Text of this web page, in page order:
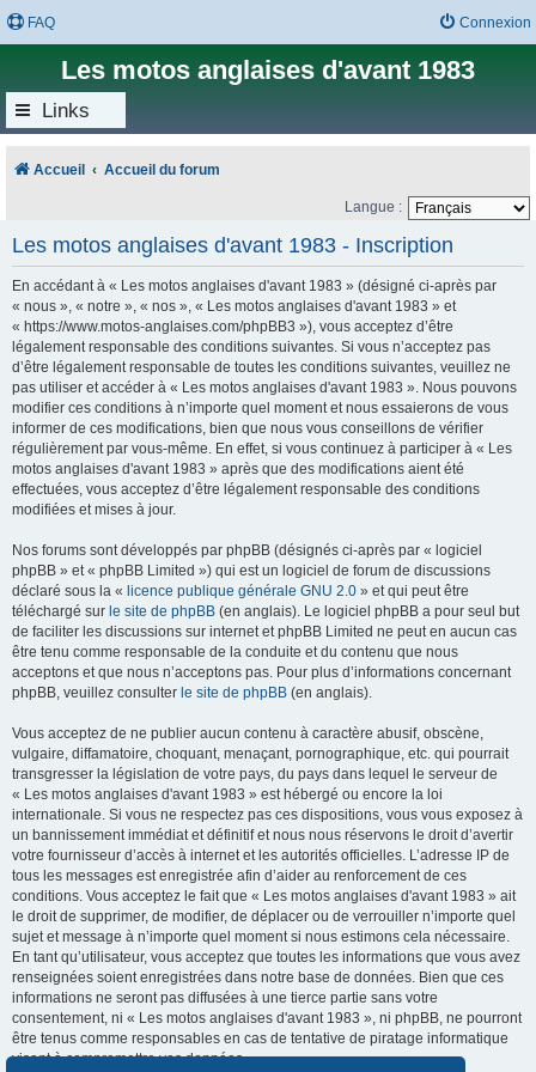
FAQ Connexion
Les motos anglaises d'avant 1983
Links
Accueil Accueil du forum
Langue :
Les motos anglaises d'avant 1983 - Inscription
En accédant à « Les motos anglaises d'avant 1983 » (désigné ci-après par
« nous », « notre », « nos », « Les motos anglaises d'avant 1983 » et
« https://www.motos-anglaises.com/phpBB3 »), vous acceptez d’être
légalement responsable des conditions suivantes. Si vous n’acceptez pas
d’être légalement responsable de toutes les conditions suivantes, veuillez ne
pas utiliser et accéder à « Les motos anglaises d'avant 1983 ». Nous pouvons
modifier ces conditions à n’importe quel moment et nous essaierons de vous
informer de ces modifications, bien que nous vous conseillons de vérifier
régulièrement par vous-même. En effet, si vous continuez à participer à « Les
motos anglaises d'avant 1983 » après que des modifications aient été
effectuées, vous acceptez d’être légalement responsable des conditions
modifiées et mises à jour.
Nos forums sont développés par phpBB (désignés ci-après par « logiciel
phpBB » et « phpBB Limited ») qui est un logiciel de forum de discussions
déclaré sous la « licence publique générale GNU 2.0 » et qui peut être
téléchargé sur le site de phpBB (en anglais). Le logiciel phpBB a pour seul but
de faciliter les discussions sur internet et phpBB Limited ne peut en aucun cas
être tenu comme responsable de la conduite et du contenu que nous
acceptons et que nous n’acceptons pas. Pour plus d’informations concernant
phpBB, veuillez consulter le site de phpBB (en anglais).
Vous acceptez de ne publier aucun contenu à caractère abusif, obscène,
vulgaire, diffamatoire, choquant, menaçant, pornographique, etc. qui pourrait
transgresser la législation de votre pays, du pays dans lequel le serveur de
« Les motos anglaises d'avant 1983 » est hébergé ou encore la loi
internationale. Si vous ne respectez pas ces dispositions, vous vous exposez à
un bannissement immédiat et définitif et nous nous réservons le droit d’avertir
votre fournisseur d’accès à internet et les autorités officielles. L’adresse IP de
tous les messages est enregistrée afin d’aider au renforcement de ces
conditions. Vous acceptez le fait que « Les motos anglaises d'avant 1983 » ait
le droit de supprimer, de modifier, de déplacer ou de verrouiller n’importe quel
sujet et message à n’importe quel moment si nous estimons cela nécessaire.
En tant qu’utilisateur, vous acceptez que toutes les informations que vous avez
renseignées soient enregistrées dans notre base de données. Bien que ces
informations ne seront pas diffusées à une tierce partie sans votre
consentement, ni « Les motos anglaises d'avant 1983 », ni phpBB, ne pourront
être tenus comme responsables en cas de tentative de piratage informatique
visant à compromettre vos données.